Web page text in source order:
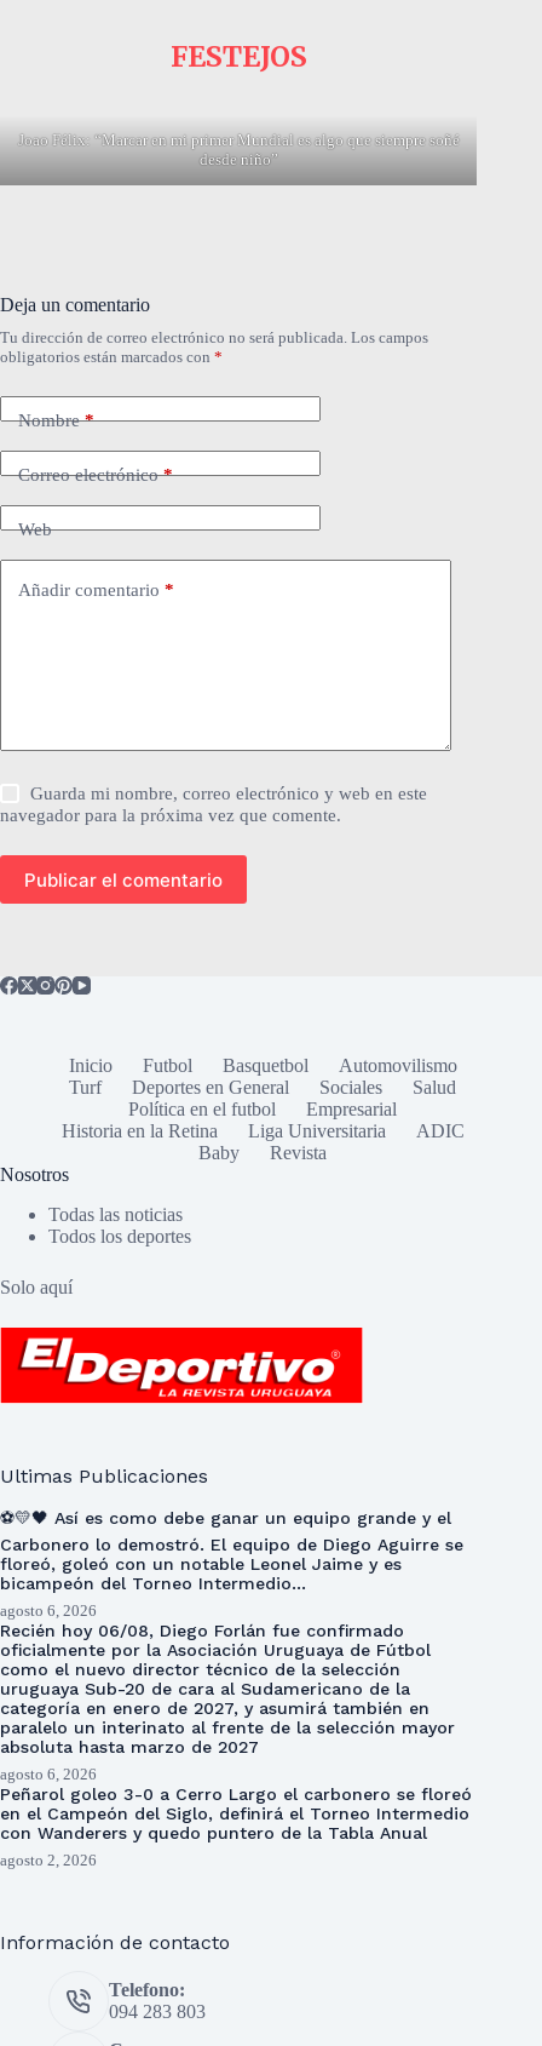
FESTEJOS
Joao Félix: “Marcar en mi primer Mundial es algo que siempre soñé
desde niño”
Deja un comentario
Tu dirección de correo electrónico no será publicada. Los campos
obligatorios están marcados con *
Nombre*
Correo electrónico*
Web
Añadir comentario *
Guarda mi nombre, correo electrónico y web en este
navegador para la próxima vez que comente.
Publicar el comentario
Inicio Futbol Basquetbol
Automovilismo
Turf
Deportes en General Sociales
Salud
Política en el futbol
Empresarial
Historia en la Retina
Liga Universitaria
ADIC
Baby
Revista
Nosotros
Todas las noticias
Todos los deportes
Solo aquí
Ultimas Publicaciones
⚽💛🖤 Así es como debe ganar un equipo grande y el
Carbonero lo demostró. El equipo de Diego Aguirre se
floreó, goleó con un notable Leonel Jaime y es
bicampeón del Torneo Intermedio…
agosto 6, 2026
Recién hoy 06/08, Diego Forlán fue confirmado
oficialmente por la Asociación Uruguaya de Fútbol
como el nuevo director técnico de la selección
uruguaya Sub-20 de cara al Sudamericano de la
categoría en enero de 2027, y asumirá también en
paralelo un interinato al frente de la selección mayor
absoluta hasta marzo de 2027
agosto 6, 2026
Peñarol goleo 3-0 a Cerro Largo el carbonero se floreó
en el Campeón del Siglo, definirá el Torneo Intermedio
con Wanderers y quedo puntero de la Tabla Anual
agosto 2, 2026
Información de contacto
Telefono:
094 283 803